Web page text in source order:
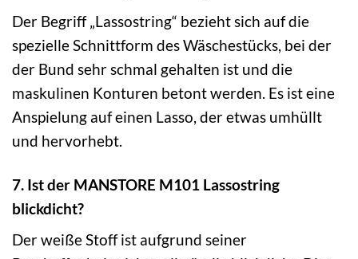
Der Begriff „Lassostring“ bezieht sich auf die
spezielle Schnittform des Wäschestücks, bei der
der Bund sehr schmal gehalten ist und die
maskulinen Konturen betont werden. Es ist eine
Anspielung auf einen Lasso, der etwas umhüllt
und hervorhebt.
7. Ist der MANSTORE M101 Lassostring
blickdicht?
Der weiße Stoff ist aufgrund seiner